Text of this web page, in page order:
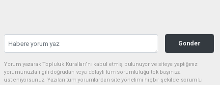
Gonder
Yorum yazarak Topluluk Kuralları’nı kabul etmiş bulunuyor ve siteye yaptığınız
yorumunuzla ilgili doğrudan veya dolaylı tüm sorumluluğu tek başınıza
üstleniyorsunuz. Yazılan tüm yorumlardan site yönetimi hiçbir şekilde sorumlu